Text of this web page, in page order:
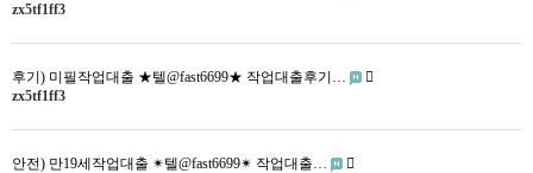
zx5tf1ff3
후기) 미필작업대출 ★텔@fast6699★ 작업대출후기…
zx5tf1ff3
안전) 만19세작업대출 ✴텔@fast6699✴ 작업대출…